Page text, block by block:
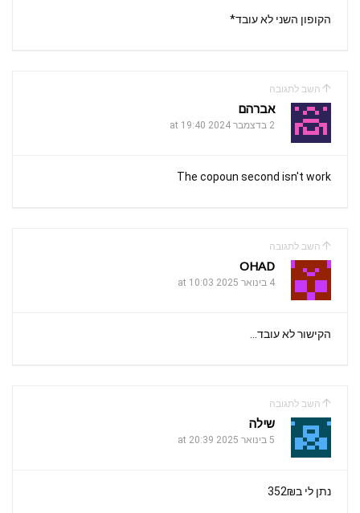
הקופון השני לא עובד*
השב לתגובה
אברהם
2 בדצמבר 2024 at 19:40
The copoun second isn't work
השב לתגובה
OHAD
4 בינואר 2025 at 10:03
הקישור לא עובד…
השב לתגובה
‫שילה
5 בינואר 2025 at 20:39
נתן לי ב352₪